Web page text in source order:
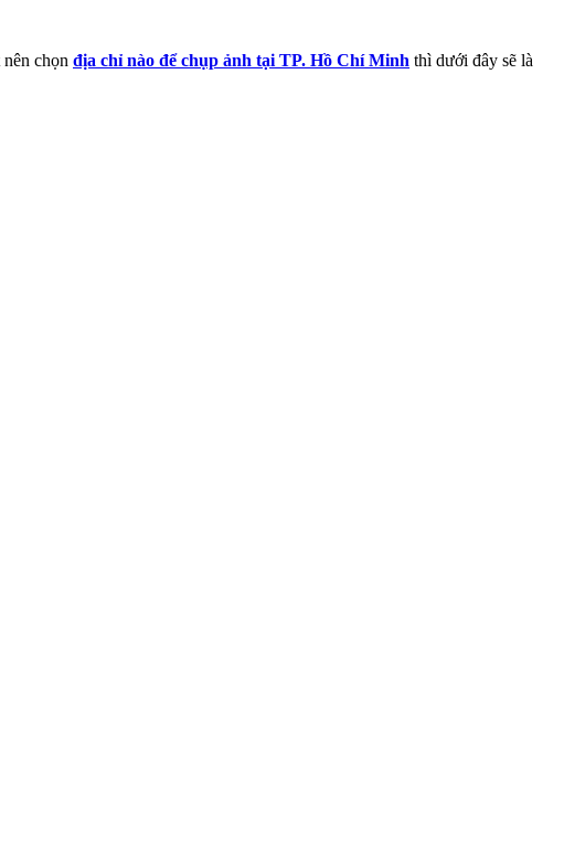
chọn địa chỉ nào để chụp ảnh tại TP. Hồ Chí Minh thì dưới đây sẽ là